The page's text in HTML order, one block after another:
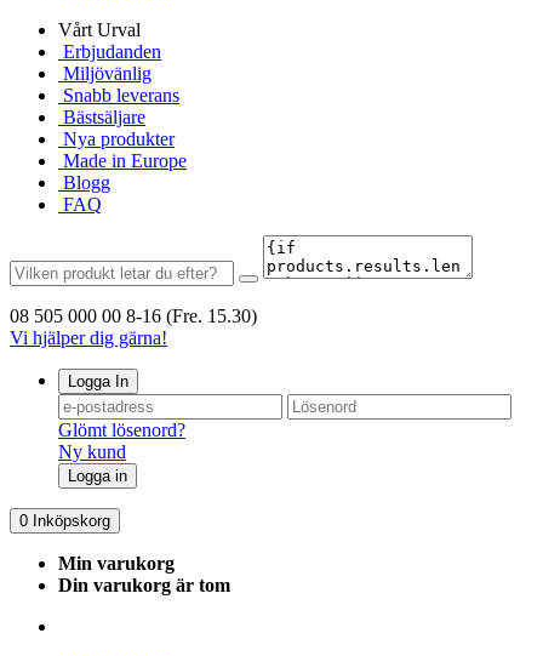
Vårt Urval
Erbjudanden
Miljövänlig
Snabb leverans
Bästsäljare
Nya produkter
Made in Europe
Blogg
FAQ
08 505 000 00 8-16 (Fre. 15.30)
Vi hjälper dig gärna!
Logga In
Glömt lösenord?
Ny kund
Logga in
0 Inköpskorg
Min varukorg
Din varukorg är tom